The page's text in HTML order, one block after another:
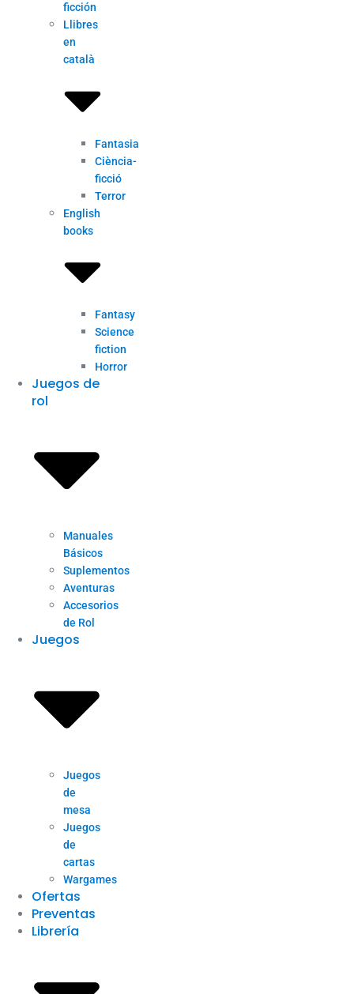
ficción
Llibres
en
català
Fantasia
Ciència-
ficció
Terror
English
books
Fantasy
Science
fiction
Horror
Juegos de
rol
Manuales
Básicos
Suplementos
Aventuras
Accesorios
de Rol
Juegos
Juegos
de
mesa
Juegos
de
cartas
Wargames
Ofertas
Preventas
Librería